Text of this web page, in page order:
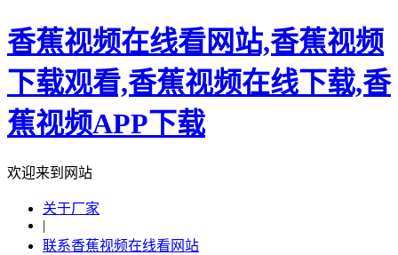
香蕉视频在线看网站,香蕉视频
下载观看,香蕉视频在线下载,香
蕉视频APP下载
欢迎来到网站
关于厂家
|
联系香蕉视频在线看网站